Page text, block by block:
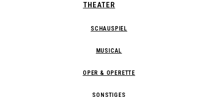
THEATER
SCHAUSPIEL
MUSICAL
OPER & OPERETTE
SONSTIGES